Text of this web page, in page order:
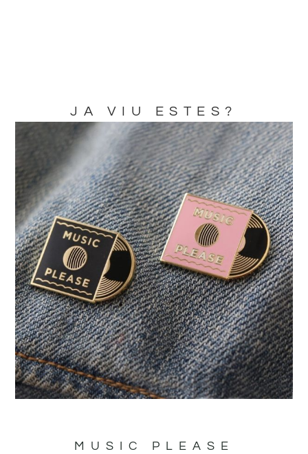
JA VIU ESTES?
MUSIC PLEASE